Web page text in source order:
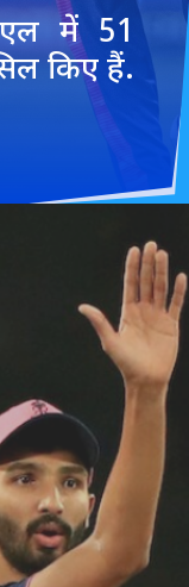
में 51
किए हैं.